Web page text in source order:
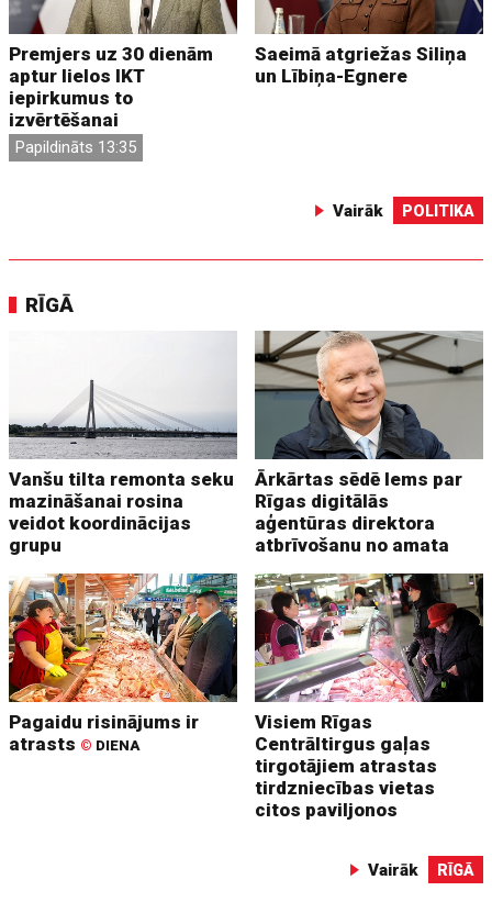
Premjers uz 30 dienām
aptur lielos IKT
iepirkumus to
izvērtēšanai
Papildināts 13:35
Saeimā atgriežas Siliņa
un Lībiņa-Egnere
Vairāk POLITIKA
RĪGĀ
Vanšu tilta remonta seku
mazināšanai rosina
veidot koordinācijas
grupu
Ārkārtas sēdē lems par
Rīgas digitālās
aģentūras direktora
atbrīvošanu no amata
Pagaidu risinājums ir
atrasts © DIENA
Visiem Rīgas
Centrāltirgus gaļas
tirgotājiem atrastas
tirdzniecības vietas
citos paviljonos
Vairāk RĪGĀ